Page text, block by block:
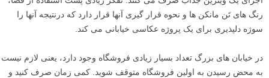
رنگ های تَن مانکن ها و نحوه قرار گیری آنها قرار دارد که درنتیجه آنها را
سوژه دلپذیری برای یک پروژه عکاسی خیابانی می کند.
در خیابان های بزرگ تعداد بسیار زیادی فروشگاه وجود دارد، یعنی لازم نیست
به محض رسیدن به اولین فروشگاه متوقف شوید. کمی زمان صرف کنید و